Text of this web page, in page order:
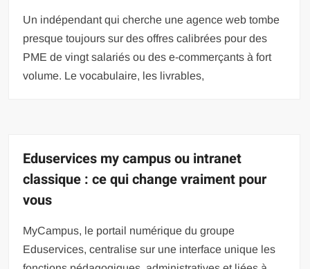
Un indépendant qui cherche une agence web tombe
presque toujours sur des offres calibrées pour des
PME de vingt salariés ou des e-commerçants à fort
volume. Le vocabulaire, les livrables,
Eduservices my campus ou intranet
classique : ce qui change vraiment pour
vous
MyCampus, le portail numérique du groupe
Eduservices, centralise sur une interface unique les